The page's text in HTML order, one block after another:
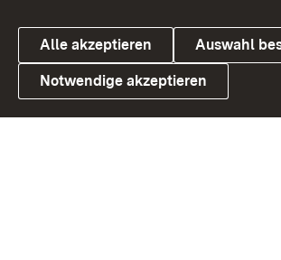
Link zum Landesportal
Alle akzeptieren Auswahl
Notwendige akzeptieren